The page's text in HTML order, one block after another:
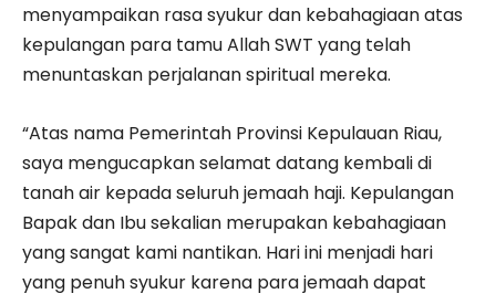
menyampaikan rasa syukur dan kebahagiaan atas
kepulangan para tamu Allah SWT yang telah
menuntaskan perjalanan spiritual mereka.
“Atas nama Pemerintah Provinsi Kepulauan Riau,
saya mengucapkan selamat datang kembali di
tanah air kepada seluruh jemaah haji. Kepulangan
Bapak dan Ibu sekalian merupakan kebahagiaan
yang sangat kami nantikan. Hari ini menjadi hari
yang penuh syukur karena para jemaah dapat